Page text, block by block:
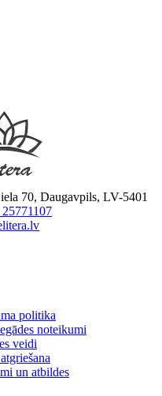
iela 70, Daugavpils, LV-5401
politika
noteikumi
veidi
un atbildes